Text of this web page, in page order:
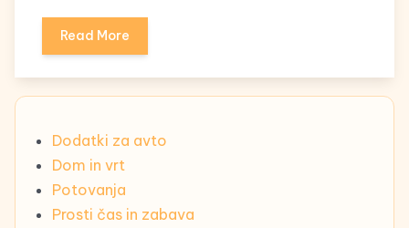
Read More
Dodatki za avto
Dom in vrt
Potovanja
Prosti čas in zabava